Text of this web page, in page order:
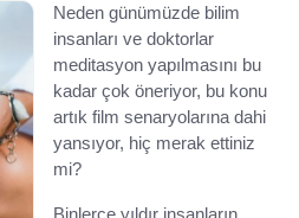
Neden günümüzde bilim
insanları ve doktorlar
meditasyon yapılmasını bu
kadar çok öneriyor, bu konu
artık film senaryolarına dahi
yansıyor, hiç merak ettiniz
mi?
Binlerce yıldır insanların